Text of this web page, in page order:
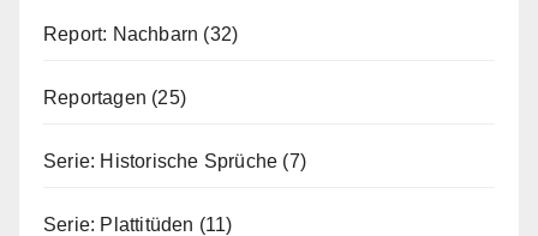
Report: Nachbarn (32)
Reportagen (25)
Serie: Historische Sprüche (7)
Serie: Plattitüden (11)